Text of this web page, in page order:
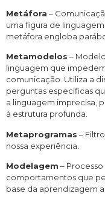
Metáfora –
uma figura de
metáfora engloba
Metamodelos –
linguagem que
comunicação. Utiliza a
perguntas específicas
a linguagem imprecisa,
à estrutura profunda.
Metaprogramas –
nossa experiência.
Modelagem –
comportamentos que
base da aprendizagem